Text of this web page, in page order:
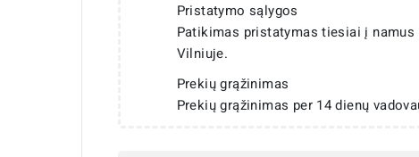
Pristatymo sąlygos
Patikimas pristatymas tiesiai į
Vilniuje.
Prekių grąžinimas
Prekių grąžinimas per 14 dienų